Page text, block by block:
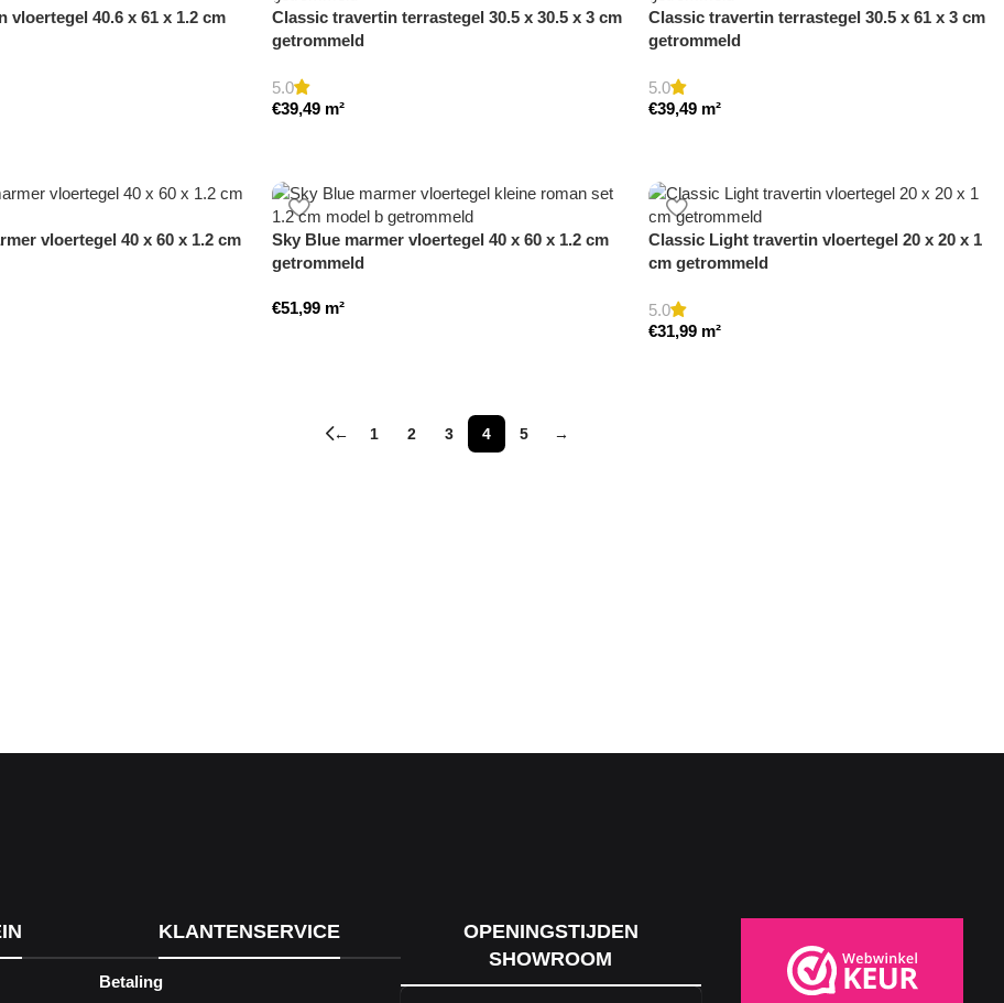
vloertegel 40.6 x 61 x 1.2 cm
Classic travertin terrastegel 30.5 x 30.5 x 3 cm
getrommeld
5.0
€39,49 m²
Classic travertin terrastegel 30.5 x 61 x 3 cm
getrommeld
5.0
€39,49 m²
vloertegel 40 x 60 x 1.2 cm
Sky Blue marmer vloertegel 40 x 60 x 1.2 cm
getrommeld
€51,99 m²
Classic Light travertin vloertegel 20 x 20 x 1
cm getrommeld
5.0
€31,99 m²
← 1 2 3 4 5 →
KLANTENSERVICE
Betaling
OPENINGSTIJDEN
SHOWROOM